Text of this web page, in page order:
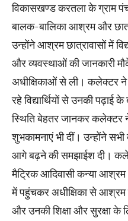
विकासखण्ड करतला के ग्राम
बालक-बालिका आश्रम और
उन्होंने आश्रम छात्रावासों में
और व्यवस्थाओं की जानकारी
अधीक्षिकाओं से ली। कलेक्टर
रहे विद्यार्थियों से उनकी पढ़ाई
स्थिति बेहतर जानकर कलेक्टर
शुभकामनाएं भी दीं। उन्होंने
आगे बढ़ने की समझाईश दी।
मैट्रिक आदिवासी कन्या आश्रम
में पहुंचकर अधीक्षिका से आश्रम
और उनकी शिक्षा और सुरक्षा के